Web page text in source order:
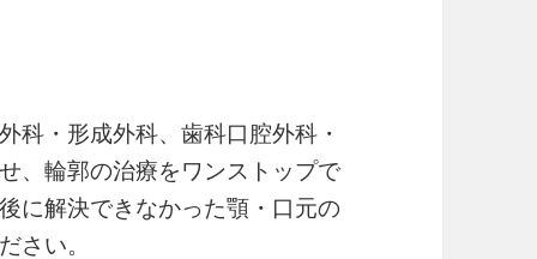
科・形成外科、歯科口腔外科・
、輪郭の治療をワンストップで
に解決できなかった顎・口元の
さい。